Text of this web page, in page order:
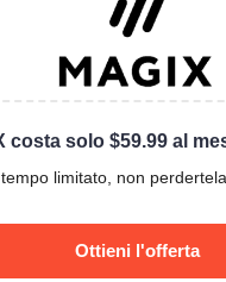
costa solo$59.99 al
tempo limitato, non
Ottieni l'offerta